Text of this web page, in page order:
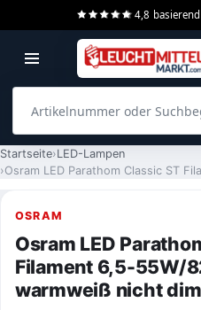
4,8
Startseite LED-Lampen
OSRAM
Osram LED
Filament 6,5-55W/
warmweiß nicht